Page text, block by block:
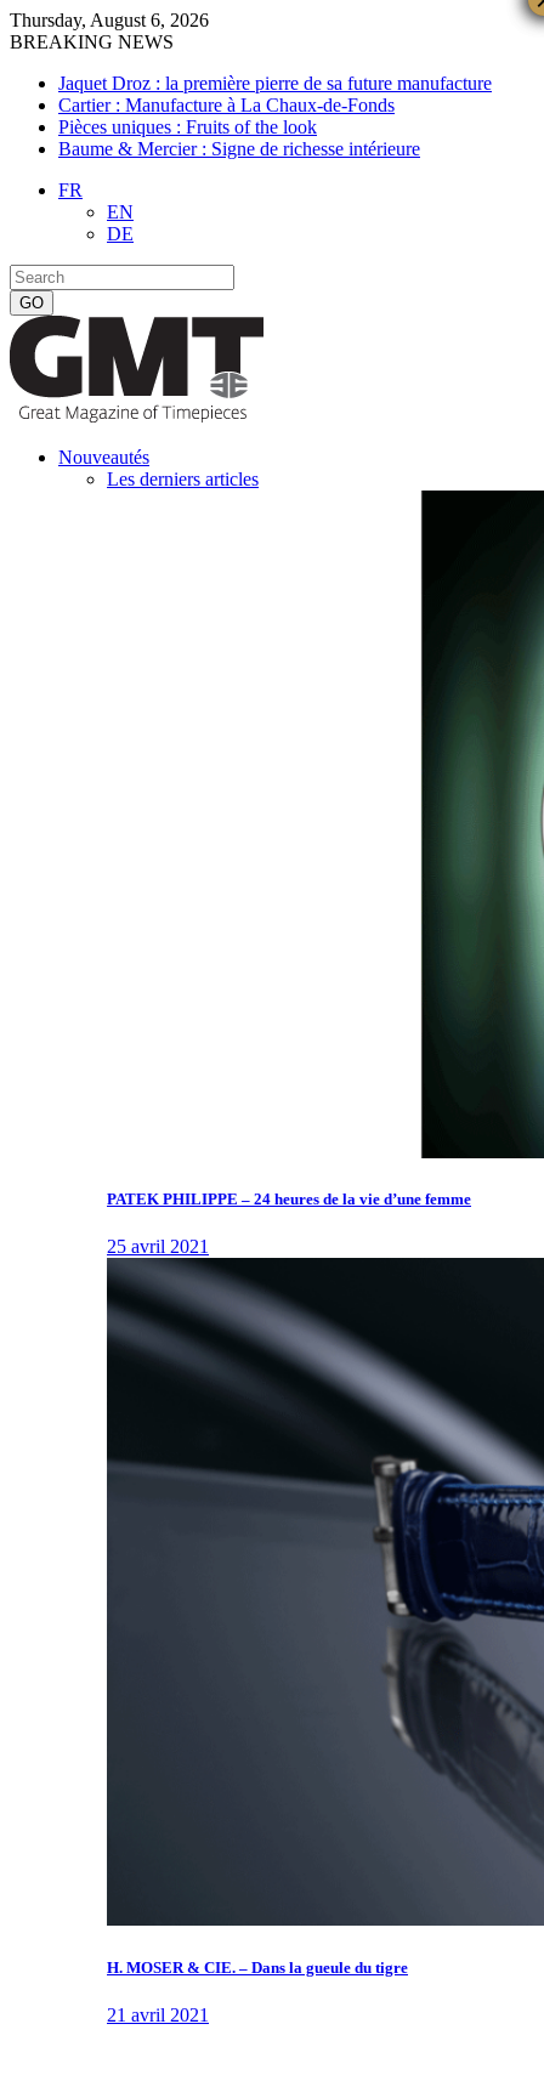
Thursday, August 6, 2026
BREAKING NEWS
Jaquet Droz : la première pierre de sa future manufacture
Cartier : Manufacture à La Chaux-de-Fonds
Pièces uniques : Fruits of the look
Baume & Mercier : Signe de richesse intérieure
FR
EN
DE
Nouveautés
Les derniers articles
PATEK PHILIPPE – 24 heures de la vie d’une femme
25 avril 2021
H. MOSER & CIE. – Dans la gueule du tigre
21 avril 2021